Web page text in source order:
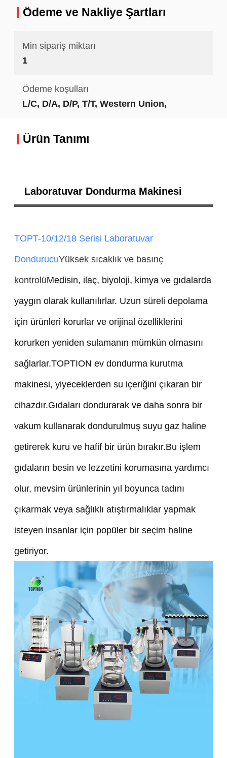
Ödeme ve Nakliye Şartları
Min sipariş miktarı
1
Ödeme koşulları
L/C, D/A, D/P, T/T, Western Union,
Ürün Tanımı
Laboratuvar Dondurma Makinesi
TOPT-10/12/18 Serisi Laboratuvar
DondurucuYüksek sıcaklık ve basınç
kontrolüMedisin, ilaç, biyoloji, kimya ve gıdalarda
yaygın olarak kullanılırlar. Uzun süreli depolama
için ürünleri korurlar ve orijinal özelliklerini
korurken yeniden sulamanın mümkün olmasını
sağlarlar.TOPTION ev dondurma kurutma
makinesi, yiyeceklerden su içeriğini çıkaran bir
cihazdır.Gıdaları dondurarak ve daha sonra bir
vakum kullanarak dondurulmuş suyu gaz haline
getirerek kuru ve hafif bir ürün bırakır.Bu işlem
gıdaların besin ve lezzetini korumasına yardımcı
olur, mevsim ürünlerinin yıl boyunca tadını
çıkarmak veya sağlıklı atıştırmalıklar yapmak
isteyen insanlar için popüler bir seçim haline
getiriyor.